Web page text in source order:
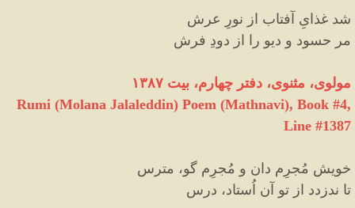
شد غذایِ آفتاب از نورِ عرش
مر حسود و دیو را از دودِ فرش
مولوی، مثنوی، دفتر چهارم، بیت ۱۳۸۷
Rumi (Molana Jalaleddin) Poem (Mathnavi), Book #4,
Line #1387
خویش مُجرِم دان و مُجرِم گو، مترس
تا ندزدد از تو آن اُستاد، درس